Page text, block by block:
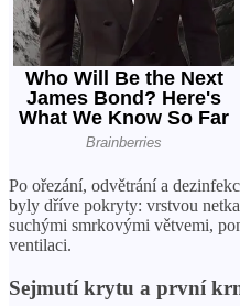
Po ořezání, odvětrání a
byly dříve pokryty: vrstvou
suchými smrkovými větvemi,
ventilaci.
Sejmutí krytu a první